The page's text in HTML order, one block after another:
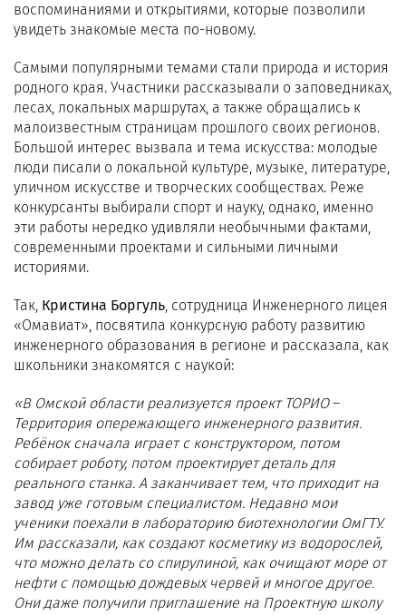
воспоминаниями и открытиями, которые позволили
увидеть знакомые места по-новому.
Самыми популярными темами стали природа и история
родного края. Участники рассказывали о заповедниках,
лесах, локальных маршрутах, а также обращались к
малоизвестным страницам прошлого своих регионов.
Большой интерес вызвала и тема искусства: молодые
люди писали о локальной культуре, музыке, литературе,
уличном искусстве и творческих сообществах. Реже
конкурсанты выбирали спорт и науку, однако, именно
эти работы нередко удивляли необычными фактами,
современными проектами и сильными личными
историями.
Так, Кристина Боргуль, сотрудница Инженерного лицея
«Омавиат», посвятила конкурсную работу развитию
инженерного образования в регионе и рассказала, как
школьники знакомятся с наукой:
«В Омской области реализуется проект ТОРИО–
Территория опережающего инженерного развития.
Ребёнок сначала играет с конструктором, потом
собирает роботу, потом проектирует деталь для
реального станка. А заканчивает тем, что приходит на
завод уже готовым специалистом. Недавно мои
ученики поехали в лабораторию биотехнологии ОмГТУ.
Им рассказали, как создают косметику из водорослей,
что можно делать со спирулиной, как очищают море от
нефти с помощью дождевых червей и многое другое.
Они даже получили приглашение на Проектную школу